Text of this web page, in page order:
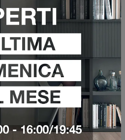
VEDI DI PIÙ